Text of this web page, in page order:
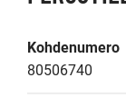
Kohdenumero
80506740